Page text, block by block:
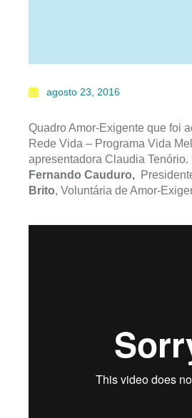
agosto 23, 2016
Quadro Amor-Exigente que foi
Rede Vida – Programa Vida
apresentadora Claudia
Fernando Cauduro,
Brito, Voluntária de Amor-